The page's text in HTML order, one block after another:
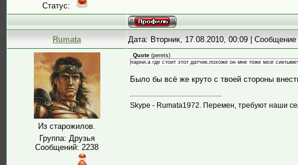
Статус:
Rumata Дата: Вторник, 17.08.2010, 00:09 |
Из старожилов.
Группа: Друзья
Сообщений: 2238
Quote (perets)
парни,а где стоит этот датчик,похоже он мне тоже мозг
Было бы всё же круто с твоей стороны
Skype - Rumata1972. Перемен, требуют наши